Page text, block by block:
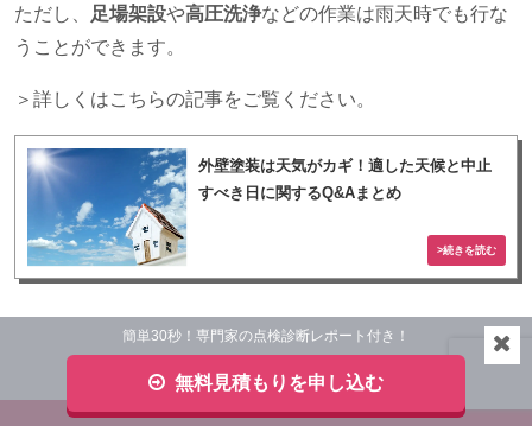
ただし、 足場架設や高圧洗浄などの作業は雨天時でも行な
うことができます。
＞詳しくはこちらの記事をご覧ください。
外壁塗装は天気がカギ！適した天候と中止
すべき日に関するQ&Aまとめ
簡単30秒！専門家の点検診断レポート付き！
無料見積もりを申し込む